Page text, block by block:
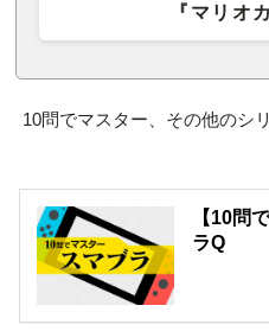
『マリオ
10問でマスター、その他のシ
【10問
ラQ